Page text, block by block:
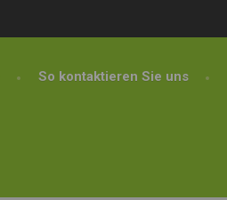
So kontaktieren Sie uns